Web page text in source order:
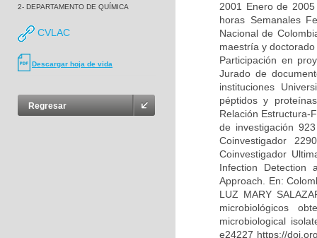
2- DEPARTAMENTO DE QUÍMICA
CVLAC
Descargar hoja de vida
Regresar
2001 Enero de
horas Semanales
Nacional de
maestría y
Participación en
Jurado de
instituciones
péptidos y
Relación Estructura-
de investigación
Coinvestigador
Coinvestigador
Infection Detection
Approach. En:
LUZ MARY
microbiológicos
microbiological
e24227 https://